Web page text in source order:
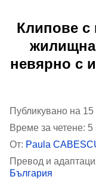
Клипове с
жилищна
невярно с
Публикувано на
Време за четене: 5
От: Paula
Превод и
България